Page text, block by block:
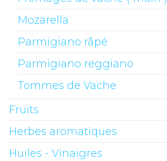
Mozarella
Parmigiano râpé
Parmigiano reggiano
Tommes de Vache
Fruits
Herbes aromatiques
Huiles - Vinaigres